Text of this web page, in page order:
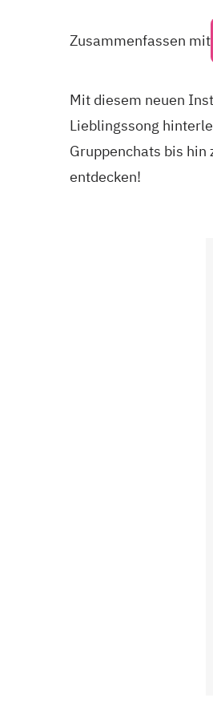
Zusammenfassen mit
Mit diesem neuen
Lieblingssong
Gruppenchats bis hin
entdecken!